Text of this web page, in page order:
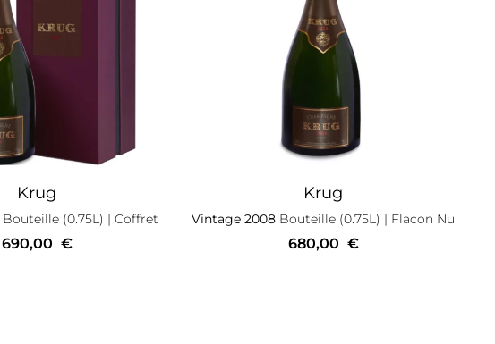
Krug
Bouteille (0.75L) | Coffret
690,00 €
Krug
Vintage 2008 Bouteille (0.75L) | Flacon Nu
680,00 €